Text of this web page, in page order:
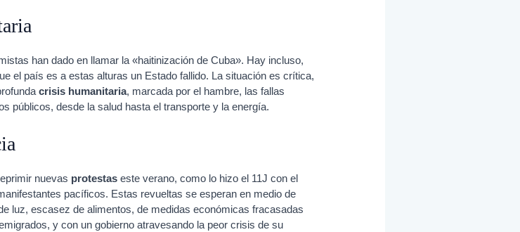
han dado en llamar la «haitinización de Cuba». Hay incluso,
el país es a estas alturas un Estado fallido. La situación es crítica,
crisis humanitaria, marcada por el hambre, las fallas
públicos, desde la salud hasta el transporte y la energía.
nuevas protestas este verano, como lo hizo el 11J con el
pacíficos. Estas revueltas se esperan en medio de
luz, escasez de alimentos, de medidas económicas fracasadas
y con un gobierno atravesando la peor crisis de su